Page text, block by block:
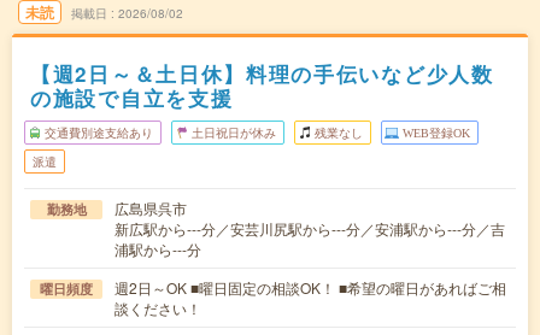
未読 掲載日 2026/08/02
【週2日～＆土日休】料理の手伝いなど少人数
の施設で自立を支援
交通費別途支給あり 土日祝日が休み 残業なし WEB登録OK
派遣
勤務地
広島県呉市
新広駅から---分／安芸川尻駅から---分／安浦駅から---分／吉
浦駅から---分
曜日頻度
週2日～OK ■曜日固定の相談OK！ ■希望の曜日があればご相
談ください！